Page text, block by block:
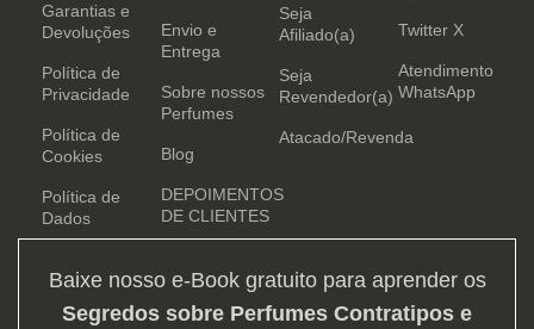
Garantias e
Devoluções
Política de
Privacidade
Política de
Cookies
Política de
Dados
Envio e
Entrega
Sobre nossos
Perfumes
Blog
DEPOIMENTOS
DE CLIENTES
Seja
Afiliado(a)
Seja
Revendedor(a)
Atacado/Revenda
Twitter X
Atendimento
WhatsApp
Baixe nosso e-Book gratuito para aprender os
Segredos sobre Perfumes Contratipos e